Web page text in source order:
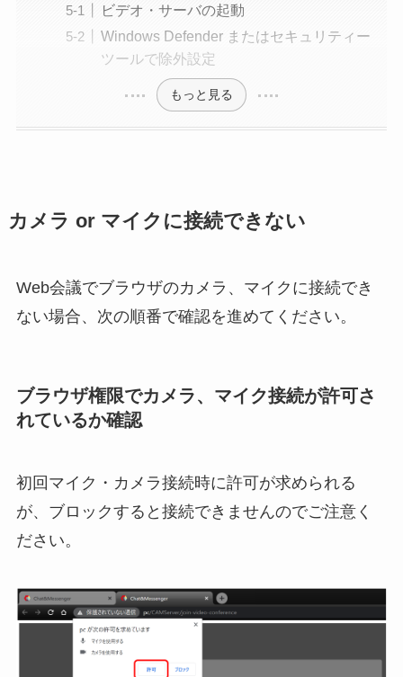
ビデオ・サーバの起動
Windows Defender またはセキュリティー
ツールで除外設定
もっと見る
カメラ or マイクに接続できない
Web会議でブラウザのカメラ、マイクに接続でき
ない場合、次の順番で確認を進めてください。
ブラウザ権限でカメラ、マイク接続が許可さ
れているか確認
初回マイク・カメラ接続時に許可が求められる
が、ブロックすると接続できませんのでご注意く
ださい。